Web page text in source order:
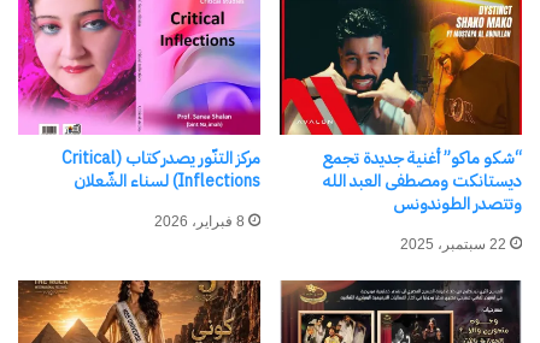
مع المؤسسات التعليمية، استعراض أثر الحضارة
المصرية على الثقافات والفنون العالمية، الترويج
بالتوازي لمتاحف وزارة الثقافة الفنية والتاريخية،
وتشجيع الجمهور على زيارتها.
فعاليات الأوبرا المصرية
السلام، احتفالية مخصصة للأطفال بعنوان “رحلة إلى
“شكو ماكو” أغنية جديدة تجمع
ديستانكت ومصطفى العبد الله
وتتصدر الطوندونس
22 سبتمبر، 2025
مركز التنّور يصدر كتاب (Critical
Inflections) لسناء الشّعلان
8 فبراير، 2026